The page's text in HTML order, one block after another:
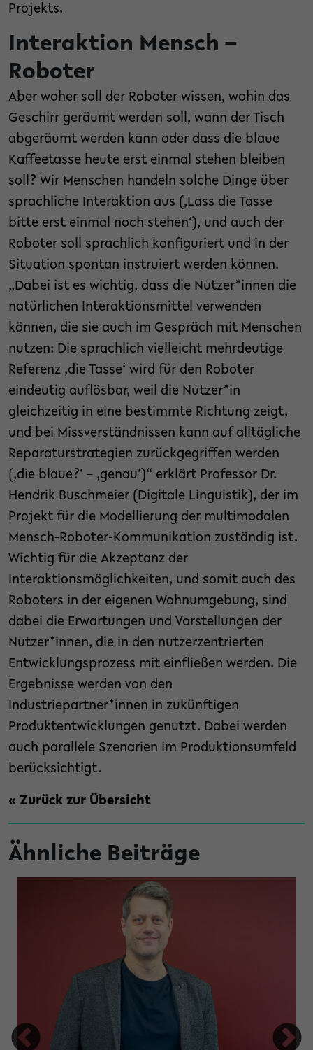
Projekts.
Interaktion Mensch –
Roboter
Aber woher soll der Roboter wissen, wohin das
Geschirr geräumt werden soll, wann der Tisch
abgeräumt werden kann oder dass die blaue
Kaffeetasse heute erst einmal stehen bleiben
soll? Wir Menschen handeln solche Dinge über
sprachliche Interaktion aus (,Lass die Tasse
bitte erst einmal noch stehen‘), und auch der
Roboter soll sprachlich konfiguriert und in der
Situation spontan instruiert werden können.
„Dabei ist es wichtig, dass die Nutzer*innen die
natürlichen Interaktionsmittel verwenden
können, die sie auch im Gespräch mit Menschen
nutzen: Die sprachlich vielleicht mehrdeutige
Referenz ,die Tasse‘ wird für den Roboter
eindeutig auflösbar, weil die Nutzer*in
gleichzeitig in eine bestimmte Richtung zeigt,
und bei Missverständnissen kann auf alltägliche
Reparaturstrategien zurückgegriffen werden
(,die blaue?‘ – ,genau‘)“ erklärt Professor Dr.
Hendrik Buschmeier (Digitale Linguistik), der im
Projekt für die Modellierung der multimodalen
Mensch-Roboter-Kommunikation zuständig ist.
Wichtig für die Akzeptanz der
Interaktionsmöglichkeiten, und somit auch des
Roboters in der eigenen Wohnumgebung, sind
dabei die Erwartungen und Vorstellungen der
Nutzer*innen, die in den nutzerzentrierten
Entwicklungsprozess mit einfließen werden. Die
Ergebnisse werden von den
Industriepartner*innen in zukünftigen
Produktentwicklungen genutzt. Dabei werden
auch parallele Szenarien im Produktionsumfeld
berücksichtigt.
« Zurück zur Übersicht
Ähnliche Beiträge
Studienfonds OWL